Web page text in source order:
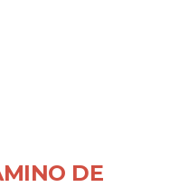
DE